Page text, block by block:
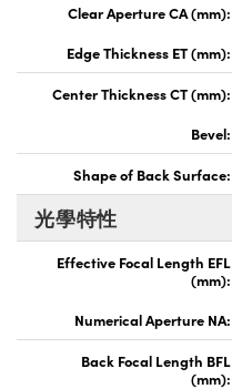
Clear Aperture CA (mm):
Edge Thickness ET (mm):
Center Thickness CT (mm):
Bevel:
Shape of Back Surface:
光學特性
Effective Focal Length EFL
(mm):
Numerical Aperture NA:
Back Focal Length BFL
(mm):